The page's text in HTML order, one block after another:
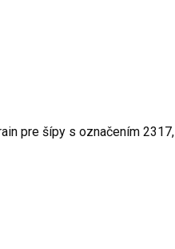
pre šípy s označením 2317,